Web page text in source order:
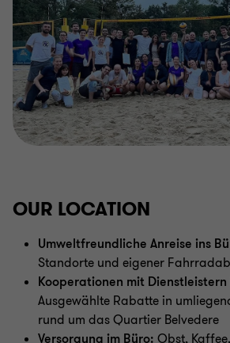
OUR LOCATION
Umweltfreundliche Anreise ins
Standorte und eigener
Kooperationen mit
Ausgewählte Rabatte in
rund um das Quartier Belvedere
Versorgung im Büro: Obst,